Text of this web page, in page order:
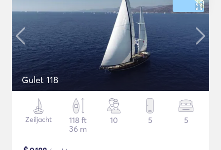
Gulet 118
Zeiljacht
118 ft
36 m
10 5 5